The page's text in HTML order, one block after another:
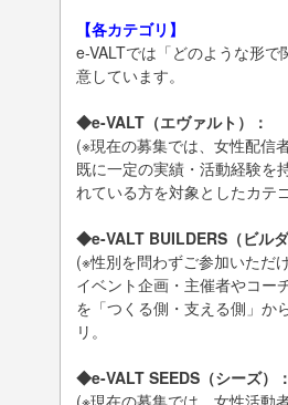
【各カテゴリ】
e-VALTでは「どのような形
意しています。
◆e-VALT（エヴァルト）：
(※現在の募集では、女性配信
既に一定の実績・活動経験を
れている方を対象としたカテ
◆e-VALT BUILDERS（ビル
(※性別を問わずご参加いただ
イベント企画・主催者やコー
を「つくる側・支える側」か
リ。
◆e-VALT SEEDS（シーズ）
(※現在の募集では、女性活動